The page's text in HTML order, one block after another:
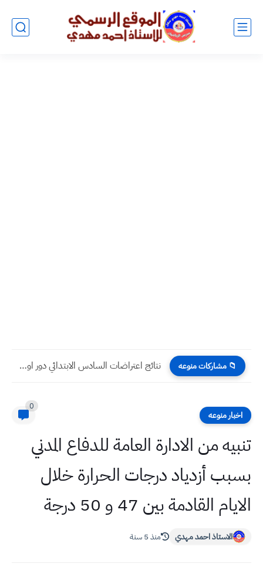
📁 مشاركات منوعه نتائج اعتراضات السادس الابتدائي دور اول 2022 الكرخ الاولى
اخبار منوعه
0
تنبيه من الادارة العامة للدفاع المدني
بسبب أزدياد درجات الحرارة خلال
الايام القادمة بين 47 و 50 درجة
الاستاذ احمد مهدي منذ 5 سنة